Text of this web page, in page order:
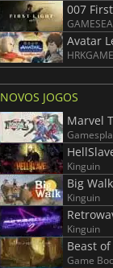
007
HRKGAME
NOVOS JOGOS
Marvel
Kinguin
Big Walk
Kinguin
Kinguin
Beast
Game